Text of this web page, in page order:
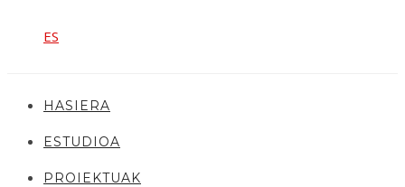
ES
HASIERA
ESTUDIOA
PROIEKTUAK